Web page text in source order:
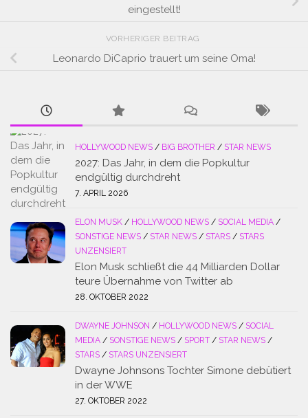
eingestellt!
VORHERIGER BEITRAG
Leonardo DiCaprio trauert um seine Oma!
HOLLYWOOD NEWS / BIG BROTHER / STAR NEWS
2027: Das Jahr, in dem die Popkultur
endgültig durchdreht
7. APRIL 2026
ELON MUSK / HOLLYWOOD NEWS / SOCIAL MEDIA /
SONSTIGE NEWS / STAR NEWS / STARS / STARS
UNZENSIERT
Elon Musk schließt die 44 Milliarden Dollar
teure Übernahme von Twitter ab
28. OKTOBER 2022
DWAYNE JOHNSON / HOLLYWOOD NEWS / SOCIAL
MEDIA / SONSTIGE NEWS / SPORT / STAR NEWS /
STARS / STARS UNZENSIERT
Dwayne Johnsons Tochter Simone debütiert
in der WWE
27. OKTOBER 2022